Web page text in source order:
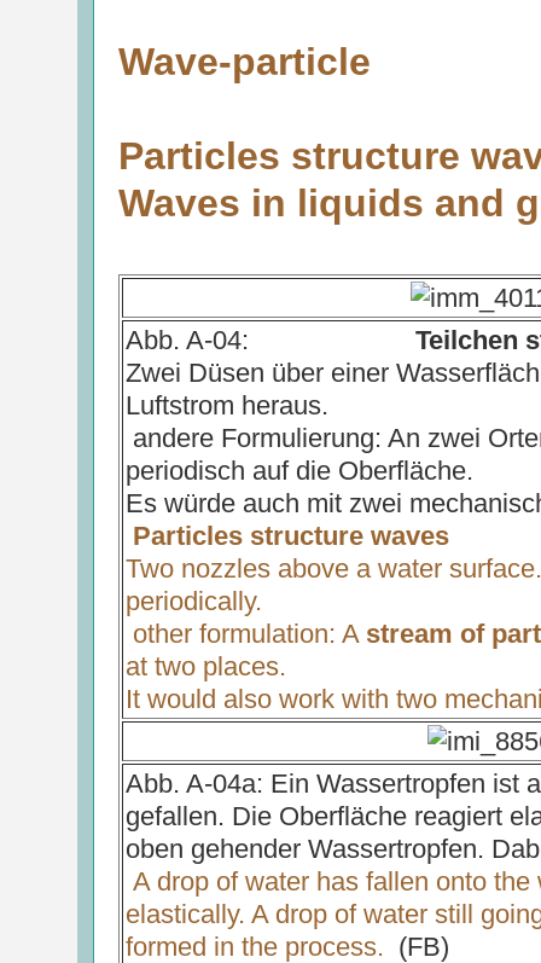
Wave-particle
Particles structure
Waves in liquids and
Abb. A-04:Teilchen
Zwei Düsen über einer
Luftstrom heraus.
andere Formulierung: An zwei
periodisch auf die Oberfläche.
Es würde auch mit zwei
Particles structure waves
Two nozzles above a water
periodically.
other formulation: A stream of
at two places.
It would also work with two
Abb. A-04a: Ein Wassertropfen ist
gefallen. Die Oberfläche reagiert
oben gehender Wassertropfen.
A drop of water has fallen onto
elastically. A drop of water still
formed in the process. (FB)